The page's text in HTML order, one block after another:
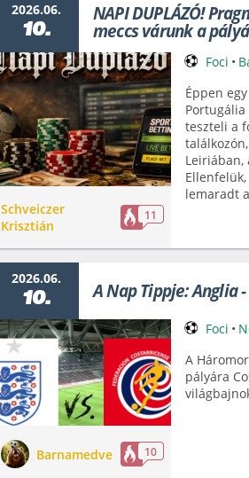
2026.06.
10.
NAPI DUPLÁZÓ!
meccs várunk a
Schveiczer
Krisztián
11
Foci •
Éppen
teszteli a
Leiriában,
lemaradt
2026.06.
10. A Nap Tippje: Anglia
Barnamedve 10
Foci •
A
pályára